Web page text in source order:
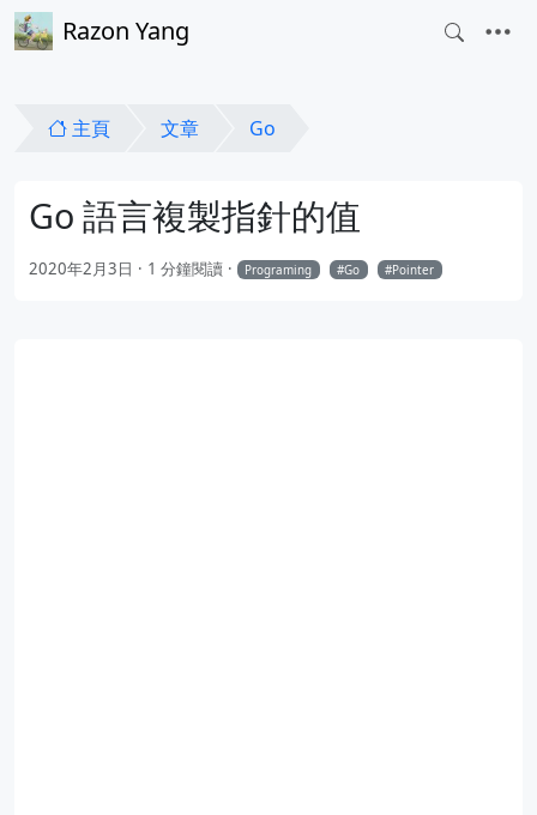
Razon Yang
主頁 文章 Go
Go 語言複製指針的值
2020年2月3日 1 分鐘閱讀 Programing Go Pointer